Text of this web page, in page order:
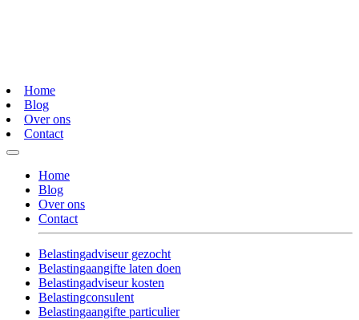
Home
Blog
Over ons
Contact
Home
Blog
Over ons
Contact
Belastingadviseur gezocht
Belastingaangifte laten doen
Belastingadviseur kosten
Belastingconsulent
Belastingaangifte particulier